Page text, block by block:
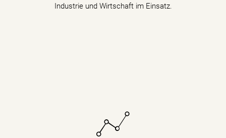
Industrie und Wirtschaft im Einsatz.
Sie bringt fundiertes Hintergrundwissen (Digitalisierung